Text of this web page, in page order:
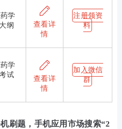
学
纲
查看详
情
注册领资
料
学
试
查看详
情
加入微信
群
刷题，手机应用市场搜索“2